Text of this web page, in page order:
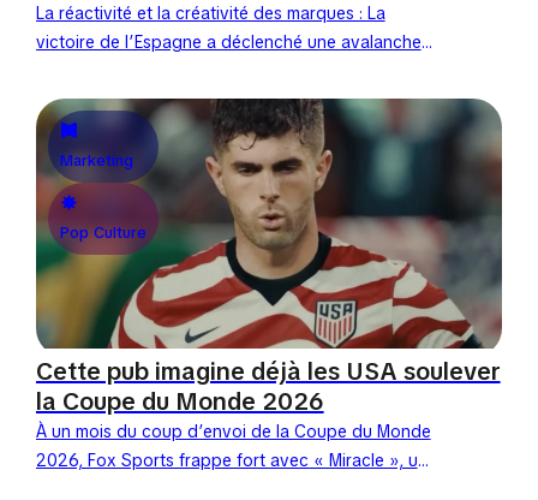
La réactivité et la créativité des marques : La
victoire de l’Espagne a déclenché une avalanche
les marques ont...
Marketing
Pop Culture
Cette pub imagine déjà les USA soulever
la Coupe du Monde 2026
À un mois du coup d’envoi de la Coupe du Monde
2026, Fox Sports frappe fort avec « Miracle », un